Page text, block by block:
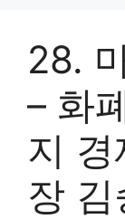
28.
– 화
지 경
장 김